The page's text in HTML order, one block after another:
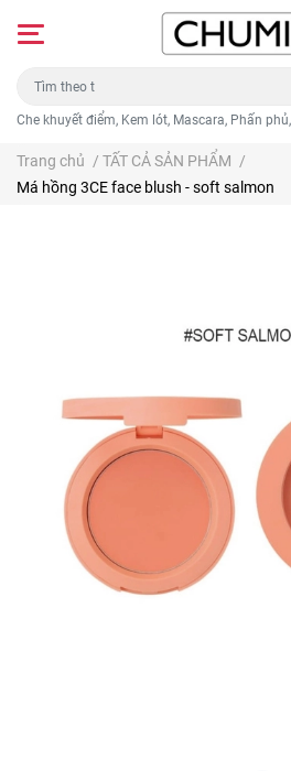
Che khuyết điểm, Kem lót, Mascara, Phấn
Trang chủ / TẤT CẢ SẢN PHẨM /
Má hồng 3CE face blush - soft salmon